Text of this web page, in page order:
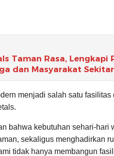
Taman Rasa, Lengkapi
dan Masyarakat Sekitar
menjadi salah satu
bahwa kebutuhan sehari-hari
sekaligus menghadirkan
tidak hanya membangun